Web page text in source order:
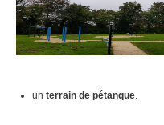
un terrain de pétanque.